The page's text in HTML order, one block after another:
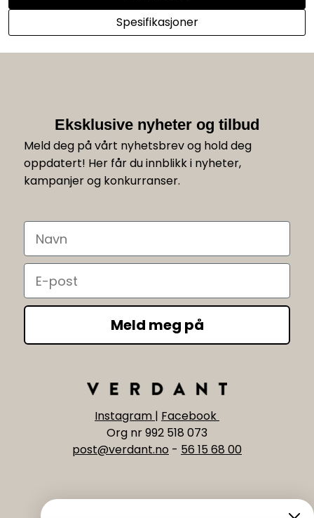
Spesifikasjoner
Eksklusive nyheter og tilbud
Meld deg på vårt nyhetsbrev og hold deg
oppdatert! Her får du innblikk i nyheter,
kampanjer og konkurranser.
Navn
Email
Meld meg på
Instagram | Facebook
Org nr 992 518 073
post@verdant.no - 56 15 68 00